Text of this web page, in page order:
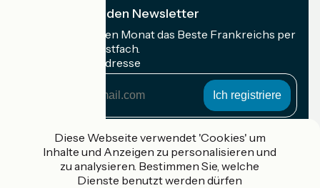
Ich abonniere den Newsletter
Erhalten Sie jeden Monat das Beste Frankreichs per
Rad in Ihrem Postfach.
Meine E-Mail-Adresse
Adresse
Gefördert im Rahmen von Destination France
Diese Webseite verwendet 'Cookies' um
Inhalte und Anzeigen zu personalisieren und
zu analysieren. Bestimmen Sie, welche
Dienste benutzt werden dürfen